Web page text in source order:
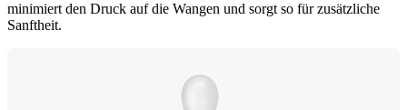
minimiert den Druck auf die Wangen und sorgt so für zusätzliche
Sanftheit.